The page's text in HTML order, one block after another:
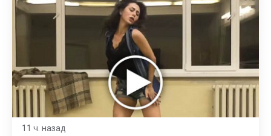
11 ч. назад